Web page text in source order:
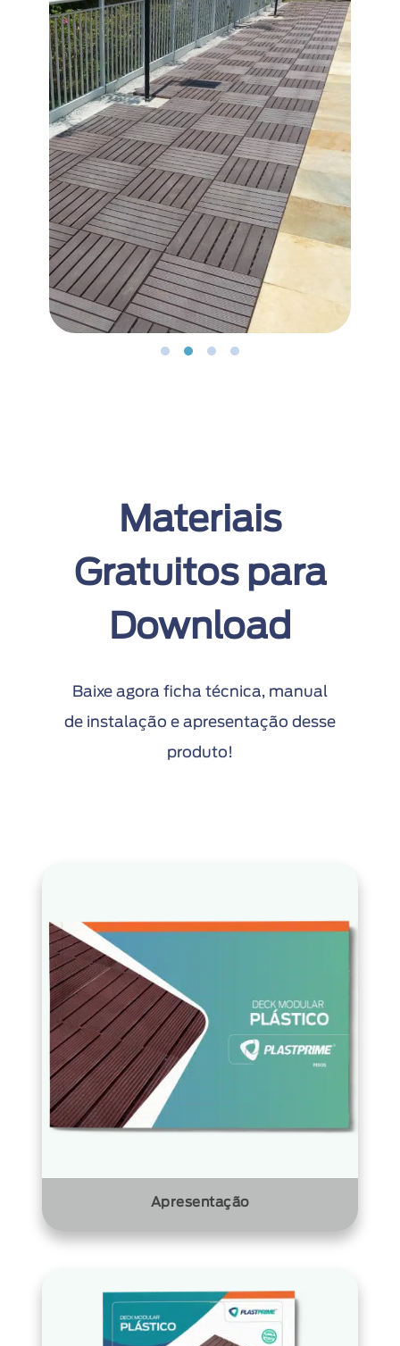
Materiais
Gratuitos para
Download
Baixe agora ficha técnica, manual
de instalação e apresentação desse
produto!
Apresentação